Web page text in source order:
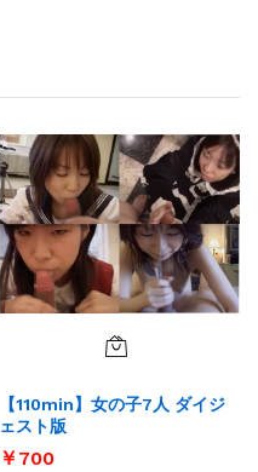
【110min】女の子7人 ダイジ
ェスト版
￥700